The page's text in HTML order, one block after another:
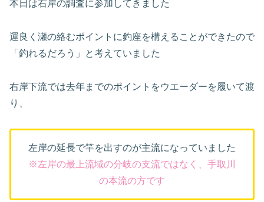
本日は右岸の調査に参加してきました
運良く瀬の絡むポイントに釣座を構えることができたので
「釣れるだろう」と考えていました
右岸下流では去年までのポイントをウエーダーを履いて渡
り、
左岸の延長で竿を出すのが主流になっていました
※左岸の最上流域の分岐の支流ではなく、手取川
の本流の方です